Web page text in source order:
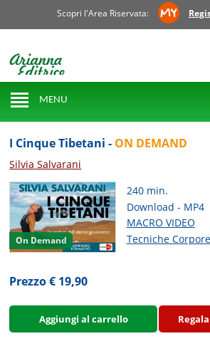
Scopri l'Area Riservata:
MENU
I Cinque Tibetani - ON DEMAND
Silvia Salvarani
On Demand
240 min.
Download - MP4
MACRO VIDEO
Tecniche
Prezzo € 19,90
Aggiungi al carrello